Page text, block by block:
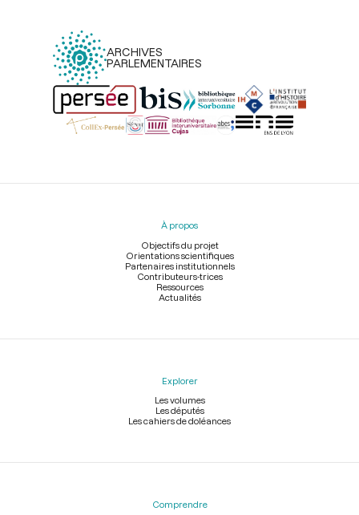
ARCHIVES
PARLEMENTAIRES
Menu
À propos
Objectifs du projet
Orientations scientifiques
Partenaires institutionnels
Contributeurs-trices
Ressources
Actualités
Explorer
Les volumes
Les députés
Les cahiers de doléances
Comprendre